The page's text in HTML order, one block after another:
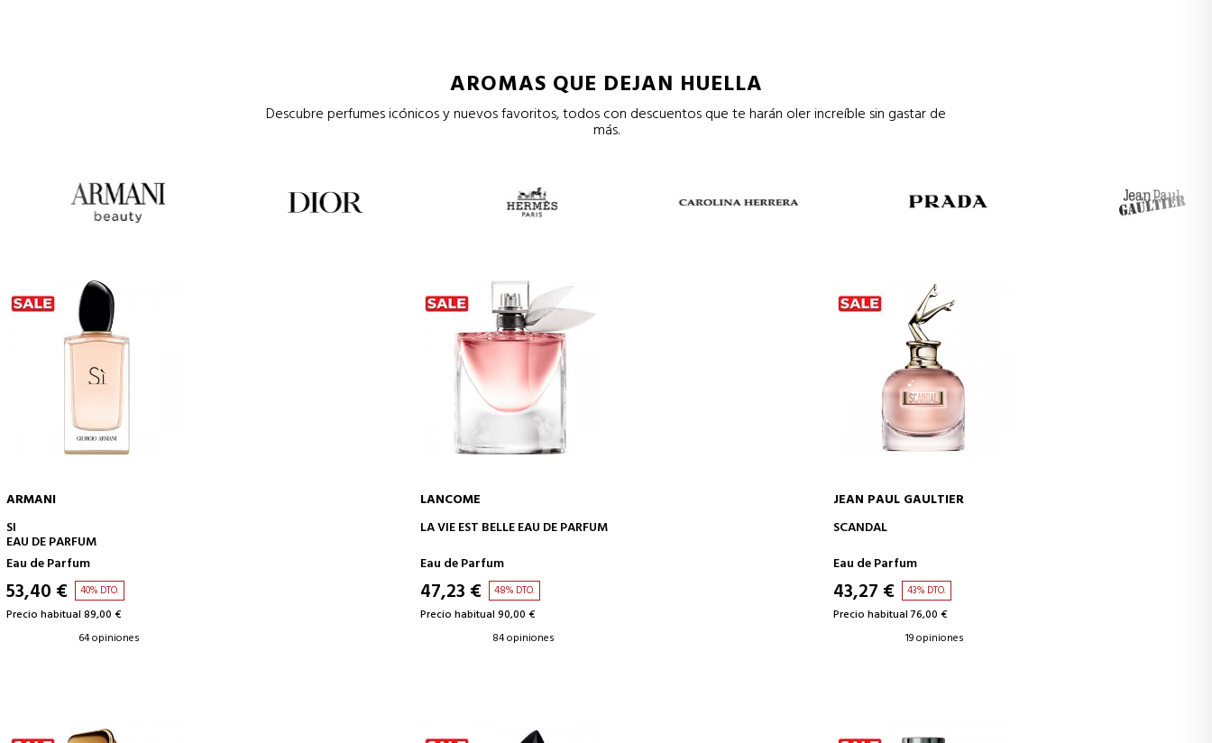
AROMAS QUE DEJAN HUELLA
Descubre perfumes icónicos y nuevos favoritos, todos con descuentos que te harán oler increíble sin gastar de
más.
ARMANI
SI
EAU DE PARFUM
Eau de Parfum
53,40 € 40% DTO.
Precio habitual 89,00 €
64 opiniones
AÑADIR A LA CESTA
LANCOME
LA VIE EST BELLE EAU DE PARFUM
Eau de Parfum
47,23 € 48% DTO.
Precio habitual 90,00 €
84 opiniones
JEAN PAUL GAULTIER
SCANDAL
Eau de Parfum
43,27 € 43% DTO.
Precio habitual 76,00 €
19 opiniones